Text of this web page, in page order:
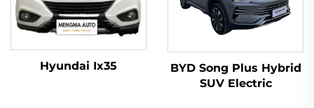
Hyundai Ix35
BYD Song Plus Hybrid
SUV Electric